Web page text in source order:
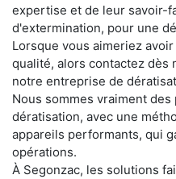
expertise et de leur savoir-
d'extermination, pour une
Lorsque vous aimeriez
qualité, alors contactez dès
notre entreprise de
Nous sommes vraiment
dératisation, avec une
appareils performants, qui
opérations.
À Segonzac, les solutions